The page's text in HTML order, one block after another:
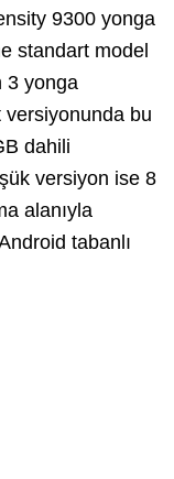
9300 yonga
standart model
3 yonga
versiyonunda bu
dahili
versiyon ise 8
alanıyla
tabanlı